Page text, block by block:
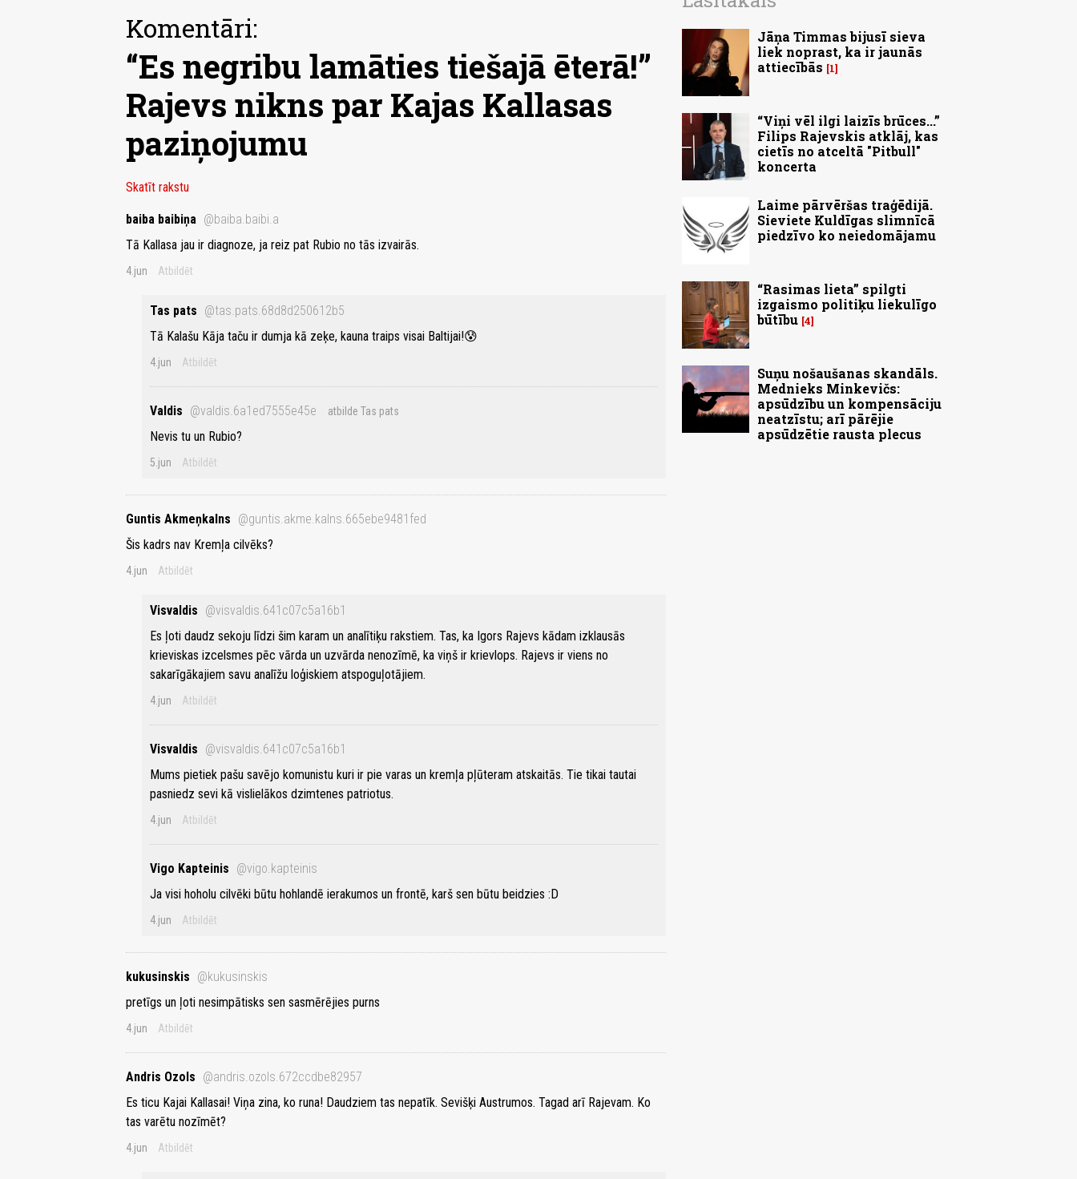
Komentāri:
“Es negribu lamāties tiešajā ēterā!”
Rajevs nikns par Kajas Kallasas
paziņojumu
Skatīt rakstu
baiba baibiņa @baiba.baibi.a
Tā Kallasa jau ir diagnoze, ja reiz pat Rubio no tās izvairās.
4.jun Atbildēt
Tas pats @tas.pats.68d8d250612b5
Tā Kalašu Kāja taču ir dumja kā zeķe, kauna traips visai Baltijai!😰
4.jun Atbildēt
Valdis @valdis.6a1ed7555e45e atbilde Tas pats
Nevis tu un Rubio?
5.jun Atbildēt
Guntis Akmeņkalns @guntis.akme.kalns.665ebe9481fed
Šis kadrs nav Kremļa cilvēks?
4.jun Atbildēt
Visvaldis @visvaldis.641c07c5a16b1
Es ļoti daudz sekoju līdzi šim karam un analītiķu rakstiem. Tas, ka Igors Rajevs kādam izklausās
krieviskas izcelsmes pēc vārda un uzvārda nenozīmē, ka viņš ir krievlops. Rajevs ir viens no
sakarīgākajiem savu analīžu loģiskiem atspoguļotājiem.
4.jun Atbildēt
Visvaldis @visvaldis.641c07c5a16b1
Mums pietiek pašu savējo komunistu kuri ir pie varas un kremļa pļūteram atskaitās. Tie tikai tautai
pasniedz sevi kā vislielākos dzimtenes patriotus.
4.jun Atbildēt
Vigo Kapteinis @vigo.kapteinis
Ja visi hoholu cilvēki būtu hohlandē ierakumos un frontē, karš sen būtu beidzies :D
4.jun Atbildēt
kukusinskis @kukusinskis
pretīgs un ļoti nesimpātisks sen sasmērējies purns
4.jun Atbildēt
Andris Ozols @andris.ozols.672ccdbe82957
Es ticu Kajai Kallasai! Viņa zina, ko runa! Daudziem tas nepatīk. Sevišķi Austrumos. Tagad arī Rajevam. Ko
tas varētu nozīmēt?
4.jun Atbildēt
Jāņa Timmas bijusī sieva
liek noprast, ka ir jaunās
attiecībās
1
“Viņi vēl ilgi laizīs brūces...”
Filips Rajevskis atklāj, kas
cietīs no atceltā "Pitbull"
koncerta
Laime pārvēršas traģēdijā.
Sieviete Kuldīgas slimnīcā
piedzīvo ko neiedomājamu
“Rasimas lieta” spilgti
izgaismo politiķu liekulīgo
būtību 4
Suņu nošaušanas skandāls.
Mednieks Minkevičs:
apsūdzību un kompensāciju
neatzīstu; arī pārējie
apsūdzētie rausta plecus